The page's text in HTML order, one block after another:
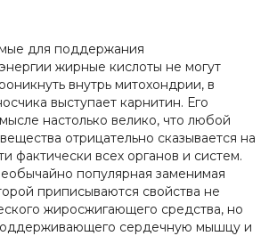
для поддержания
жирные кислоты не могут
внутрь митохондрии, в
выступает карнитин. Его
настолько велико, что любой
отрицательно сказывается на
фактически всех органов и систем.
популярная заменимая
приписываются свойства не
жиросжигающего средства, но
сердечную мышцу и